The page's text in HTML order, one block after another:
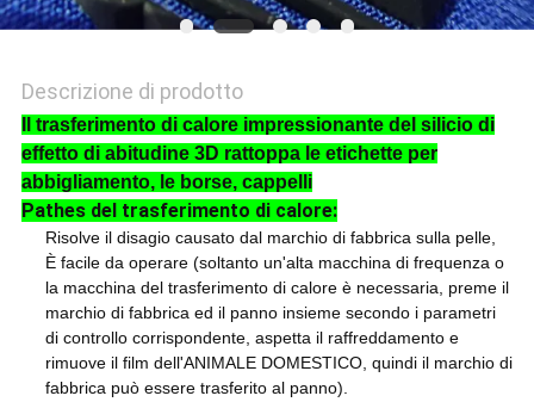
Descrizione di prodotto
Il trasferimento di calore impressionante del silicio di
effetto di abitudine 3D rattoppa le etichette per
abbigliamento, le borse, cappelli
Pathes del trasferimento di calore:
Risolve il disagio causato dal marchio di fabbrica sulla pelle,
È facile da operare (soltanto un'alta macchina di frequenza o
la macchina del trasferimento di calore è necessaria, preme il
marchio di fabbrica ed il panno insieme secondo i parametri
di controllo corrispondente, aspetta il raffreddamento e
rimuove il film dell'ANIMALE DOMESTICO, quindi il marchio di
fabbrica può essere trasferito al panno).